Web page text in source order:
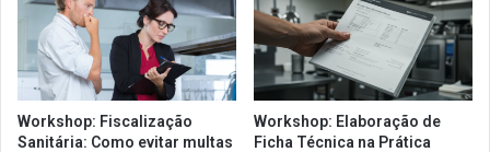
Workshop: Fiscalização
Sanitária: Como evitar multas
Workshop: Elaboração de
Ficha Técnica na Prática